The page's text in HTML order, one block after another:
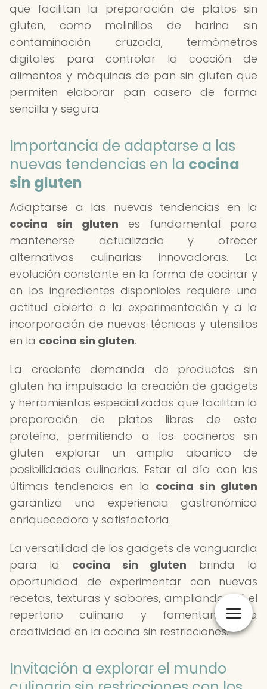
que facilitan la preparación de platos sin
gluten, como molinillos de harina sin
contaminación cruzada, termómetros
digitales para controlar la cocción de
alimentos y máquinas de pan sin gluten que
permiten elaborar pan casero de forma
sencilla y segura.
Importancia de adaptarse a las
nuevas tendencias en la cocina
sin gluten
Adaptarse a las nuevas tendencias en la
cocina sin gluten es fundamental para
mantenerse actualizado y ofrecer
alternativas culinarias innovadoras. La
evolución constante en la forma de cocinar y
en los ingredientes disponibles requiere una
actitud abierta a la experimentación y a la
incorporación de nuevas técnicas y utensilios
en la cocina sin gluten.
La creciente demanda de productos sin
gluten ha impulsado la creación de gadgets
y herramientas especializadas que facilitan la
preparación de platos libres de esta
proteína, permitiendo a los cocineros sin
gluten explorar un amplio abanico de
posibilidades culinarias. Estar al día con las
últimas tendencias en la cocina sin gluten
garantiza una experiencia gastronómica
enriquecedora y satisfactoria.
La versatilidad de los gadgets de vanguardia
para la cocina sin gluten brinda la
oportunidad de experimentar con nuevas
recetas, texturas y sabores, ampliando así el
repertorio culinario y fomentando la
creatividad en la cocina sin restricciones.
Invitación a explorar el mundo